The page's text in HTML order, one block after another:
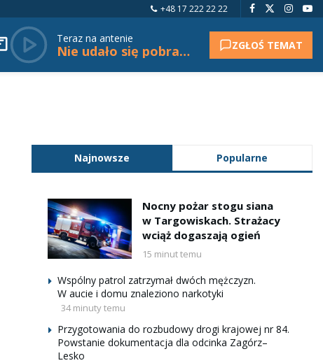
+48 17 222 22 22
Teraz na antenie
Nie udało się pobrać tytułu. ZGŁOŚ TEMAT
Najnowsze Popularne
Nocny pożar stogu siana
w Targowiskach. Strażacy
wciąż dogaszają ogień
15 minut temu
Wspólny patrol zatrzymał dwóch mężczyzn.
W aucie i domu znaleziono narkotyki
34 minuty temu
Przygotowania do rozbudowy drogi krajowej nr 84.
Powstanie dokumentacja dla odcinka Zagórz–
Lesko